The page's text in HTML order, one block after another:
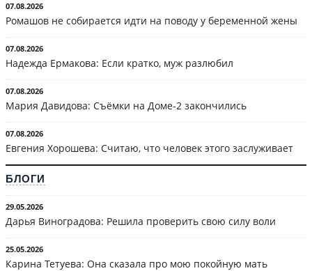
07.08.2026
Ромашов не собирается идти на поводу у беременной жены
07.08.2026
Надежда Ермакова: Если кратко, муж разлюбил
07.08.2026
Мария Давидова: Съёмки на Доме-2 закончились
07.08.2026
Евгения Хорошева: Считаю, что человек этого заслуживает
БЛОГИ
29.05.2026
Дарья Виноградова: Решила проверить свою силу воли
25.05.2026
Карина Тетуева: Она сказала про мою покойную мать